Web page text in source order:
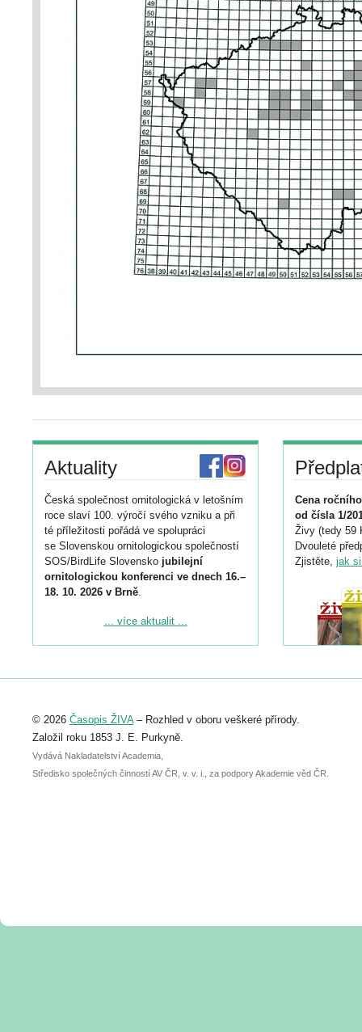
Aktuality
Česká společnost ornitologická v letošním
roce slaví 100. výročí svého vzniku a při
té příležitosti pořádá ve spolupráci
se Slovenskou ornitologickou společností
SOS/BirdLife Slovensko jubilejní
ornitologickou konferenci ve dnech 16.–
18. 10. 2026 v Brně.
Podrobnější informace ke konferenci
Registrovat se můžete do 6. září.
abstraktu přihlášené přednášky nebo
posteru je už 30. června.
... více aktualit ...
Cena
od čísla 1/
Živy (tedy 59
Dvouleté
Zjistěte, jak
© 2026 Časopis ŽIVA– Rozhled v oboru veškeré přírody.
Založil roku 1853 J. E. Purkyně.
Vydává Nakladatelství Academia,
Středisko společných činností AV ČR, v. v. i., za podpory Akademie věd ČR.